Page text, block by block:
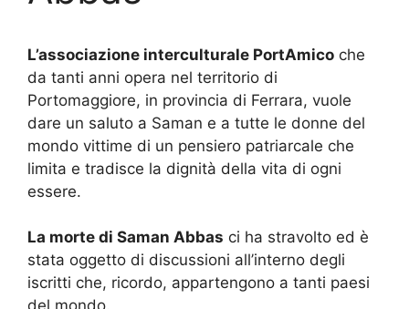
L’associazione interculturale PortAmico che
da tanti anni opera nel territorio di
Portomaggiore, in provincia di Ferrara, vuole
dare un saluto a Saman e a tutte le donne del
mondo vittime di un pensiero patriarcale che
limita e tradisce la dignità della vita di ogni
essere.
La morte di Saman Abbas ci ha stravolto ed è
stata oggetto di discussioni all’interno degli
iscritti che, ricordo, appartengono a tanti paesi